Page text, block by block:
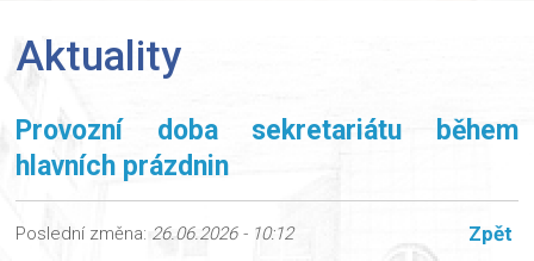
Aktuality
Provozní doba sekretariátu během
hlavních prázdnin
Poslední změna: 26.06.2026 - 10:12 Zpět